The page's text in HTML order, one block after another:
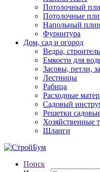
Потолочный
Потолочные
Напольный
Фурнитура
Дом, сад и огород
Ведра,
Емкости для
Засовы, петли,
Лестницы
Рабица
Расходные
Садовый
Решетки
Хозяйственные
Шланги
Поиск